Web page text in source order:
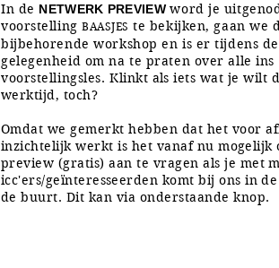
In de NETWERK PREVIEWword je
voorstellingBAASJES te bekijken, gaan we
bijbehorende workshop en is er tijdens
gelegenheid om na te praten over alle ins
voorstellingsles.Klinkt als iets wat je wilt
werktijd, toch?
Omdat we gemerkt hebben dat het voor
inzichtelijk werkt is het vanaf numogelijk
preview (gratis) aan te vragen als je met
icc'ers/geïnteresseerden komt bij ons in
de buurt. Dit kan via onderstaande knop.